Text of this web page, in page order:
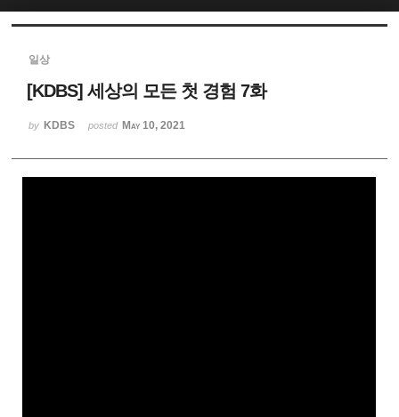
일상
[KDBS] 세상의 모든 첫 경험 7화
by KDBS posted May 10, 2021
Sketchbook5, 스케치북5
Sketchbook5, 스케치북5